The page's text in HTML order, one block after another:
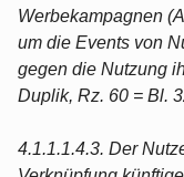
Werbekampagnen
um die Events von
gegen die Nutzung
Duplik, Rz. 60 = Bl.
4.1.1.1.4.3. Der